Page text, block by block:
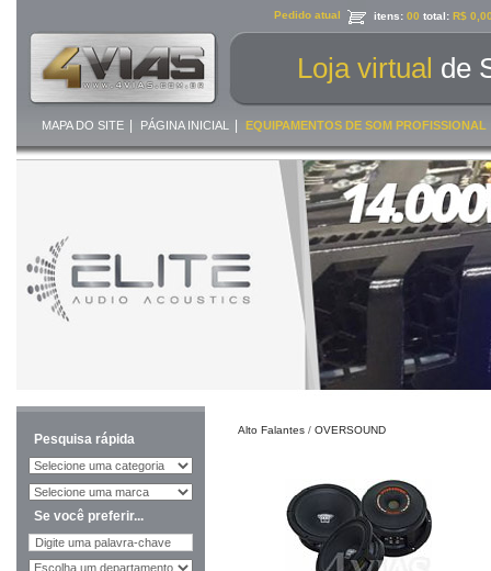
Pedido atual itens: 00 total: R$
Loja virtual de
MAPA DO SITE PÁGINA INICIAL EQUIPAMENTOS DE SOM PROFISSIONAL
Pesquisa rápida
Se você preferir...
Alto Falantes / OVERSOUND